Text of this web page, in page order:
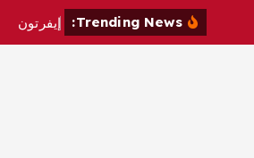
إيفر تون